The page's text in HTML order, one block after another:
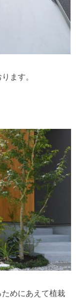
ます。
めにあえて植栽